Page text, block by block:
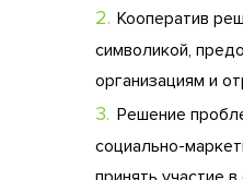
Кооператив
символикой,
организациям и
Решение
социально-